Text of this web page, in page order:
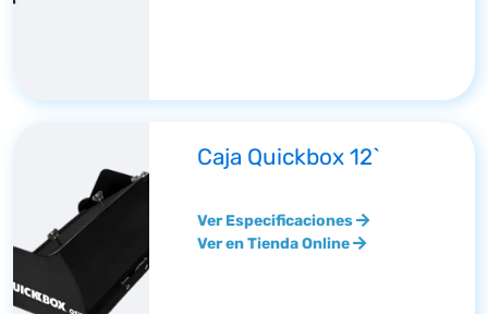
Caja Quickbox 12`
Ver Especificaciones
Ver en Tienda Online